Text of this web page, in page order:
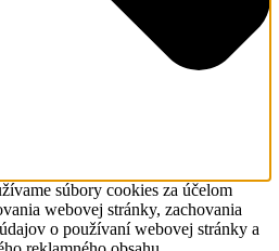
súbory cookies za účelom
webovej stránky, zachovania
o používaní webovej stránky a